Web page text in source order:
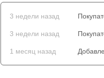
3 недели назад
3 недели назад
1 месяц назад